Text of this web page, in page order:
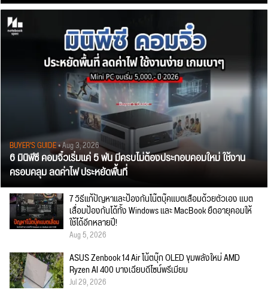
BUYER'S GUIDE• Aug 3, 2026
6 มินิพีซี คอมจิ๋วเริ่มแค่ 5 พัน มีครบไม่ต้องประกอบคอมใหม่ ใช้งาน
ครอบคลุม ลดค่าไฟ ประหยัดพื้นที่
7 วิธีแก้ปัญหาและป้องกันโน๊ตบุ๊คแบตเสื่อมด้วยตัวเอง แบต
เสื่อมป้องกันได้ทั้ง Windows และ MacBook ยืดอายุคอมให้
ใช้ได้อีกหลายปี!
Aug 5, 2026
ASUS Zenbook 14 Air โน้ตบุ๊ก OLED ขุมพลังใหม่ AMD
Ryzen AI 400 บางเฉียบดีไซน์พรีเมียม
Jul 29, 2026